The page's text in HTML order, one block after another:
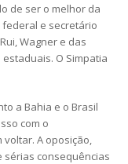
de ser o melhor da
e secretário
Wagner e das
O Simpatia
a Bahia e o Brasil
com o
A oposição,
sérias consequências